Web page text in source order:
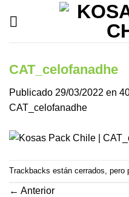
CAT_celofanadhe
Publicado 29/03/2022 en
CAT_celofanadhe
Trackbacks están cerrados, pero
← Anterior